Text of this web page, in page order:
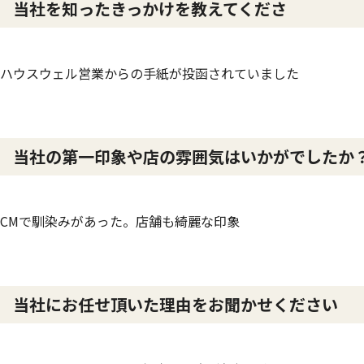
当社を知ったきっかけを教えてくださ
ハウスウェル営業からの手紙が投函されていました
当社の第一印象や店の雰囲気はいかがでしたか
CMで馴染みがあった。店舗も綺麗な印象
当社にお任せ頂いた理由をお聞かせください